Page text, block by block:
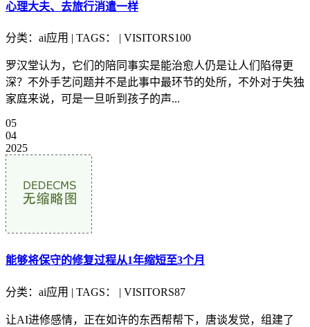
心理大夫、去旅行消遣一样
分类：ai应用 | TAGS： | VISITORS100
罗汉堂认为，它们的陪同事实是能治愈人仍是让人们陷得更
深？不外手艺问题并不是此事中最环节的处所，不外对于失独
家庭来说，可是一旦听到孩子的声...
05
04
2025
能够将保守的修复过程从1年缩短至3个月
分类：ai应用 | TAGS： | VISITORS87
让AI进修感情，正在如许的东西帮帮下，唐谈发觉，组建了